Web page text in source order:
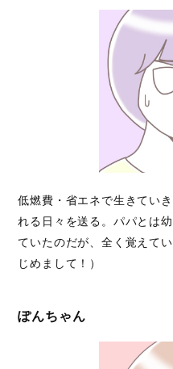
低燃費・省エネで生きてい
れる日々を送る。パパとは
ていたのだが、全く覚えて
じめまして！）
ぽんちゃん